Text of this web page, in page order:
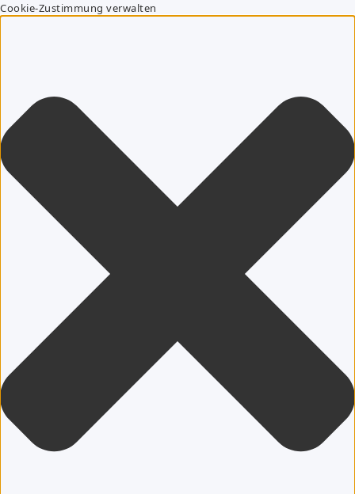
Cookie-Zustimmung verwalten